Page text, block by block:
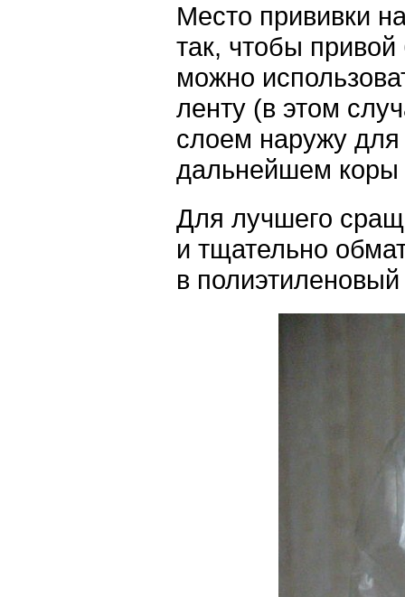
Место прививки
так, чтобы
можно
ленту (в этом
слоем наружу
дальнейшем коры
Для лучшего
и тщательно
в